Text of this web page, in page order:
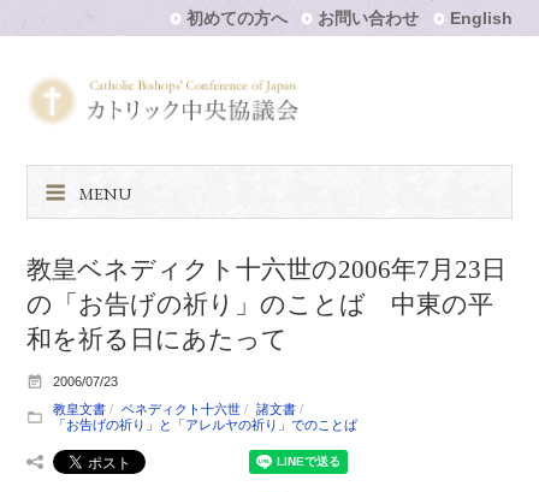
初めての方へ お問い合わせ English
MENU
教皇ベネディクト十六世の2006年7月23日
の「お告げの祈り」のことば 中東の平
和を祈る日にあたって
2006/07/23
教皇文書
ベネディクト十六世
諸文書
「お告げの祈り」と「アレルヤの祈り」でのことば